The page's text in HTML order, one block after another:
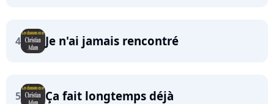
4 Je n'ai jamais rencontré
5 Ça fait longtemps déjà